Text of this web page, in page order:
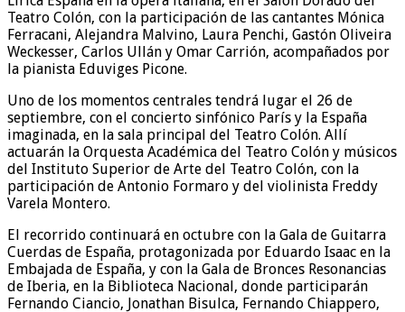
Teatro Colón, con la participación de las cantantes Mónica
Ferracani, Alejandra Malvino, Laura Penchi, Gastón Oliveira
Weckesser, Carlos Ullán y Omar Carrión, acompañados por
la pianista Eduviges Picone.
Uno de los momentos centrales tendrá lugar el 26 de
septiembre, con el concierto sinfónico París y la España
imaginada, en la sala principal del Teatro Colón. Allí
actuarán la Orquesta Académica del Teatro Colón y músicos
del Instituto Superior de Arte del Teatro Colón, con la
participación de Antonio Formaro y del violinista Freddy
Varela Montero.
El recorrido continuará en octubre con la Gala de Guitarra
Cuerdas de España, protagonizada por Eduardo Isaac en la
Embajada de España, y con la Gala de Bronces Resonancias
de Iberia, en la Biblioteca Nacional, donde participarán
Fernando Ciancio, Jonathan Bisulca, Fernando Chiappero,